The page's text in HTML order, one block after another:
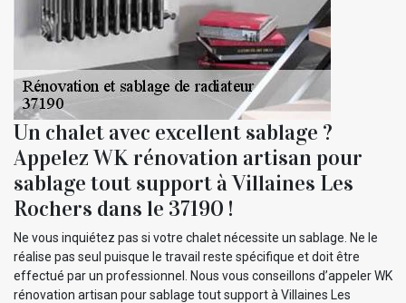
Un chalet avec excellent sablage ?
Appelez WK rénovation artisan pour
sablage tout support à Villaines Les
Rochers dans le 37190 !
Ne vous inquiétez pas si votre chalet nécessite un sablage. Ne le
réalise pas seul puisque le travail reste spécifique et doit être
effectué par un professionnel. Nous vous conseillons d’appeler WK
rénovation artisan pour sablage tout support à Villaines Les